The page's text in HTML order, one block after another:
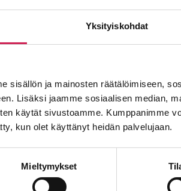
Yksityiskohdat
sisällön ja mainosten räätälöimiseen,
Lisäksi jaamme sosiaalisen median,
käytät sivustoamme. Kumppanimme
kun olet käyttänyt heidän palvelujaan.
Mieltymykset
kaiutinta ja etäyhteyttä.
käyttöön. Kun Studiotecille
poistaneet jotain ja
Hoikka hymyilee.
huomioiden kaikki on sujunut
tiimien toiminnassa